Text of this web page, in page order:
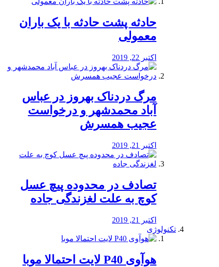
️حادثه پشت حادثه با یک باران
معمولی
اکتبر 22, 2019
مرگ دردناک بهروز در عباس
آباد محمدشهر و درخواست
عجیب همسرش
اکتبر 21, 2019
تصادف در محدوده پیچ عسل
کوچ به علت لغزندگی جاده
اکتبر 21, 2019
تکنولوژی
هوآوی P40 لایت احتمالا موبا